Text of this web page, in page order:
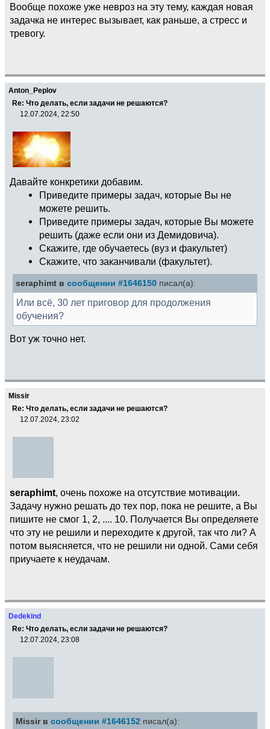
Вообще похоже уже невроз на эту тему, каждая новая
задачка не интерес вызывает, как раньше, а стресс и
тревогу.
Anton_Peplov
Re: Что делать, если задачи не решаются?
12.07.2024, 22:50
Давайте конкретики добавим.
Приведите примеры задач, которые Вы не
можете решить.
Приведите примеры задач, которые Вы можете
решить (даже если они из Демидовича).
Скажите, где обучаетесь (вуз и факультет)
Скажите, что заканчивали (факультет).
seraphimt в сообщении #1646150 писал(а):
Или всё, 30 лет приговор для продолжения
обучения?
Вот уж точно нет.
Missir
Re: Что делать, если задачи не решаются?
12.07.2024, 23:02
seraphimt, очень похоже на отсутствие мотивации.
Задачу нужно решать до тех пор, пока не решите, а Вы
пишите не смог 1, 2, .... 10. Получается Вы определяете
что эту не решили и переходите к другой, так что ли? А
потом выясняется, что не решили ни одной. Сами себя
приучаете к неудачам.
Dedekind
Re: Что делать, если задачи не решаются?
12.07.2024, 23:08
Missir в сообщении #1646152 писал(а):